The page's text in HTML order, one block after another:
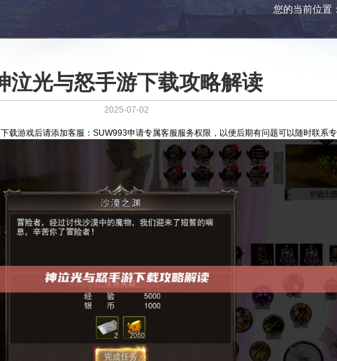
您的当前位置：
泣光与怒手游下载攻略解读
2025-07-02
载游戏后请添加客服：SUW993申请专属客服服务权限，以便后期有问题可以随时联系